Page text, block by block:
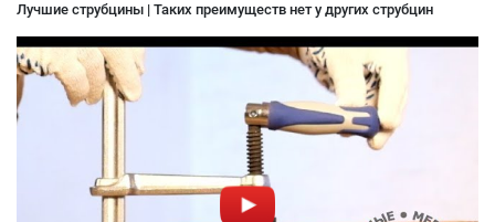
Лучшие струбцины | Таких преимуществ нет у других струбцин